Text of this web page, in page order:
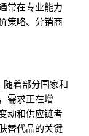
常在专业能力
策略、分销商
随着部分国家和
需求正在增
动和供应链考
替代品的关键